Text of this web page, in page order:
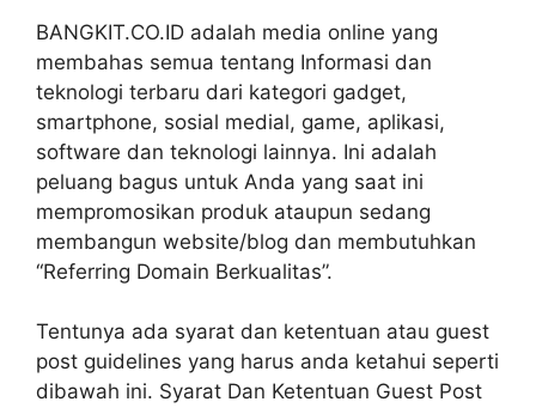
BANGKIT.CO.ID adalah media online yang
membahas semua tentang Informasi dan
teknologi terbaru dari kategori gadget,
smartphone, sosial medial, game, aplikasi,
software dan teknologi lainnya. Ini adalah
peluang bagus untuk Anda yang saat ini
mempromosikan produk ataupun sedang
membangun website/blog dan membutuhkan
“Referring Domain Berkualitas”.
Tentunya ada syarat dan ketentuan atau guest
post guidelines yang harus anda ketahui seperti
dibawah ini. Syarat Dan Ketentuan Guest Post